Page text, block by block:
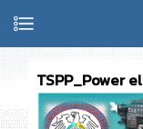
TSPP_Power